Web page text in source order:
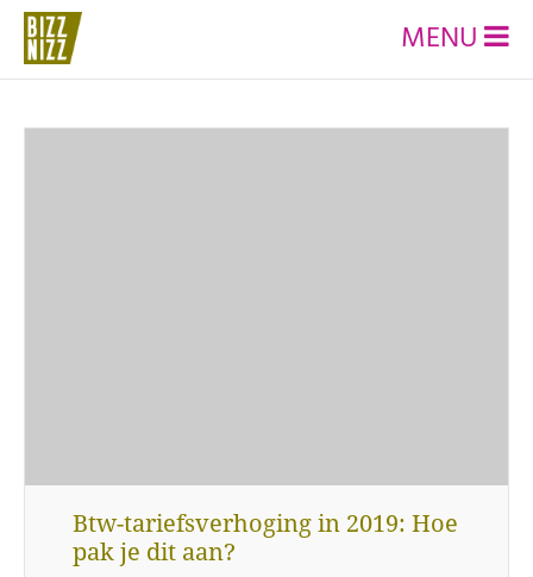
MENU
Btw-tariefsverhoging in 2019: Hoe
pak je dit aan?